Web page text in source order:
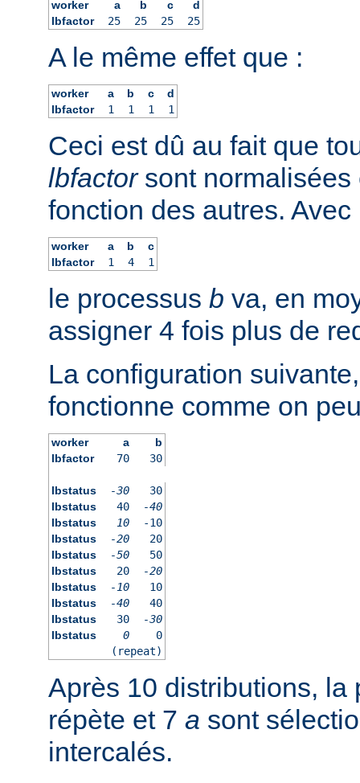
worker a b c
d
lbfactor
25 25 25 25
A le même effet que :
worker a b c
d
lbfactor
1 1 1 1
Ceci est dû au fait que
lbfactorsont normalisées
fonction des autres. Avec
worker a b
c
lbfactor
1 4 1
le processus b va, en
assigner 4 fois plus de
La configuration
fonctionne comme on
worker a
b
lbfactor
70 30
lbstatus -30
30
lbstatus
40
-40
lbstatus
10
-10
lbstatus
-20
20
lbstatus
-50
50
lbstatus
20
-20
lbstatus
-10
10
lbstatus
-40
40
lbstatus
30
-30
lbstatus
0
0
(repeat)
Après 10 distributions, la
répète et 7 a sont
intercalés.